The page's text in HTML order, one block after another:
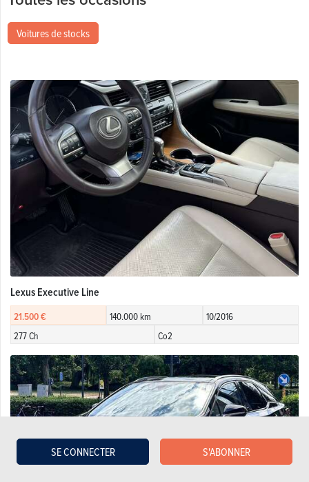
SE CONNECTER S'ABONNER
Voitures de stocks
Lexus Executive Line
21.500 € 140.000 km
10/2016
277 Ch
Co2